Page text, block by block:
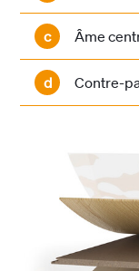
c Âme
d Contre-